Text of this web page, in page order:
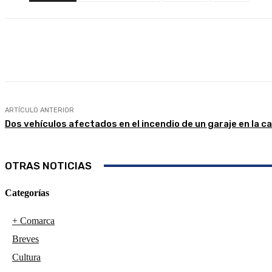
ARTÍCULO ANTERIOR
Dos vehículos afectados en el incendio de un garaje en la
OTRAS NOTICIAS
Categorías
+ Comarca
Breves
Cultura